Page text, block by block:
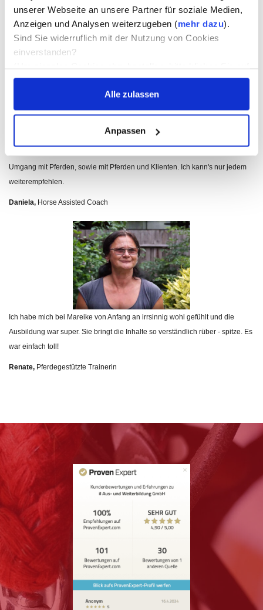
unserer Webseite an unsere Partner für soziale Medien,
Anzeigen und Analysen weiterzugeben (mehr dazu).
Sind Sie widerruflich mit der Nutzung von Cookies
einverstanden?
die entsprechenden Worte zB "Marketing", der
Schieberegler wird dadurch betätigt.)
Alle zulassen
Anpassen
anwenden.
Jaqueline,Dipl. Lebens- und Sozialberaterin & HAC
Umgang mit Pferden, sowie mit Pferden und Klienten. Ich kann's nur jedem
weiterempfehlen.
Daniela, Horse Assisted Coach
Ich habe mich bei Mareike von Anfang an irrsinnig wohl gefühlt und die
Ausbildung war super. Sie bringt die Inhalte so verständlich rüber - spitze. Es
war einfach toll!
Renate, Pferdegestützte Trainerin